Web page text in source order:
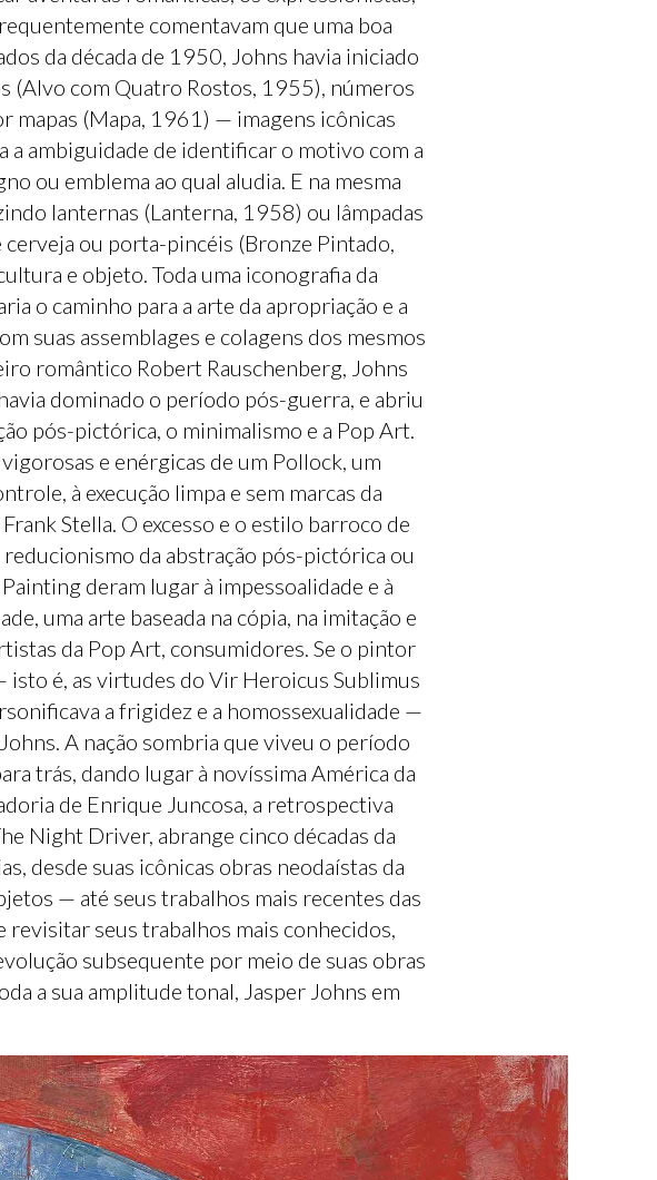
comentavam que uma boa
da década de 1950, Johns havia iniciado
(Alvo com Quatro Rostos, 1955), números
mapas (Mapa, 1961) — imagens icônicas
a ambiguidade de identificar o motivo com a
ou emblema ao qual aludia. E na mesma
lanternas (Lanterna, 1958) ou lâmpadas
ou porta-pincéis (Bronze Pintado,
e objeto. Toda uma iconografia da
o caminho para a arte da apropriação e a
suas assemblages e colagens dos mesmos
romântico Robert Rauschenberg, Johns
dominado o período pós-guerra, e abriu
pós-pictórica, o minimalismo e a Pop Art.
e enérgicas de um Pollock, um
à execução limpa e sem marcas da
Stella. O excesso e o estilo barroco de
da abstração pós-pictórica ou
deram lugar à impessoalidade e à
uma arte baseada na cópia, na imitação e
da Pop Art, consumidores. Se o pintor
isto é, as virtudes do Vir Heroicus Sublimus
a frigidez e a homossexualidade —
A nação sombria que viveu o período
trás, dando lugar à novíssima América da
de Enrique Juncosa, a retrospectiva
Night Driver, abrange cinco décadas da
desde suas icônicas obras neodaístas da
— até seus trabalhos mais recentes das
seus trabalhos mais conhecidos,
subsequente por meio de suas obras
a sua amplitude tonal, Jasper Johns em